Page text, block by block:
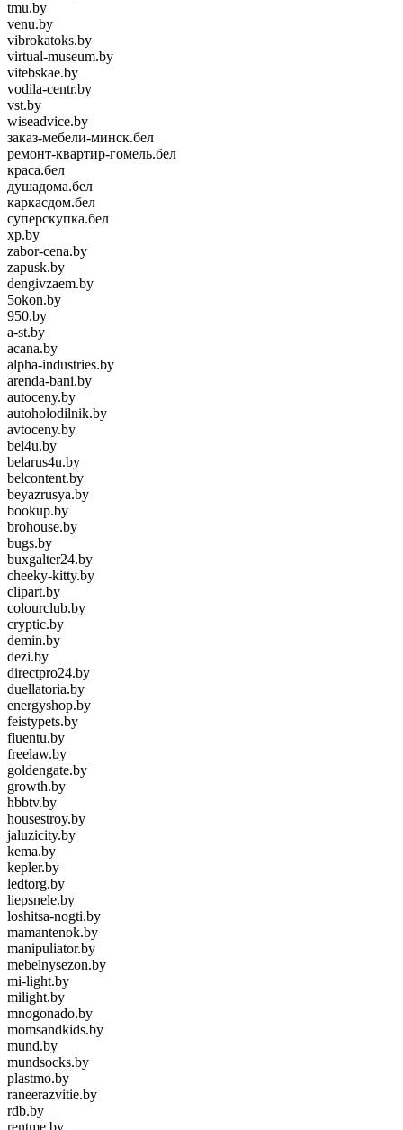
tmu.by
venu.by
vibrokatoks.by
virtual-museum.by
vitebskae.by
vodila-centr.by
vst.by
wiseadvice.by
заказ-мебели-минск.бел
ремонт-квартир-гомель.бел
краса.бел
душадома.бел
каркасдом.бел
суперскупка.бел
xp.by
zabor-cena.by
zapusk.by
dengivzaem.by
5okon.by
950.by
a-st.by
acana.by
alpha-industries.by
arenda-bani.by
autoceny.by
autoholodilnik.by
avtoceny.by
bel4u.by
belarus4u.by
belcontent.by
beyazrusya.by
bookup.by
brohouse.by
bugs.by
buxgalter24.by
cheeky-kitty.by
clipart.by
colourclub.by
cryptic.by
demin.by
dezi.by
directpro24.by
duellatoria.by
energyshop.by
feistypets.by
fluentu.by
freelaw.by
goldengate.by
growth.by
hbbtv.by
housestroy.by
jaluzicity.by
kema.by
kepler.by
ledtorg.by
liepsnele.by
loshitsa-nogti.by
mamantenok.by
manipuliator.by
mebelnysezon.by
mi-light.by
milight.by
mnogonado.by
momsandkids.by
mund.by
mundsocks.by
plastmo.by
raneerazvitie.by
rdb.by
rentme.by